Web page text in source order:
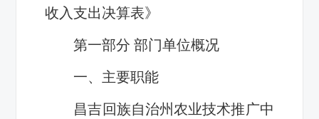
收入支出决算表》
第一部分 部门单位概况
一、主要职能
昌吉回族自治州农业技术推广中